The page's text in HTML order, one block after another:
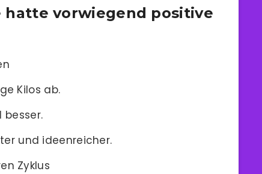
hatte vorwiegend positive
Kilos ab.
besser.
und ideenreicher.
Zyklus